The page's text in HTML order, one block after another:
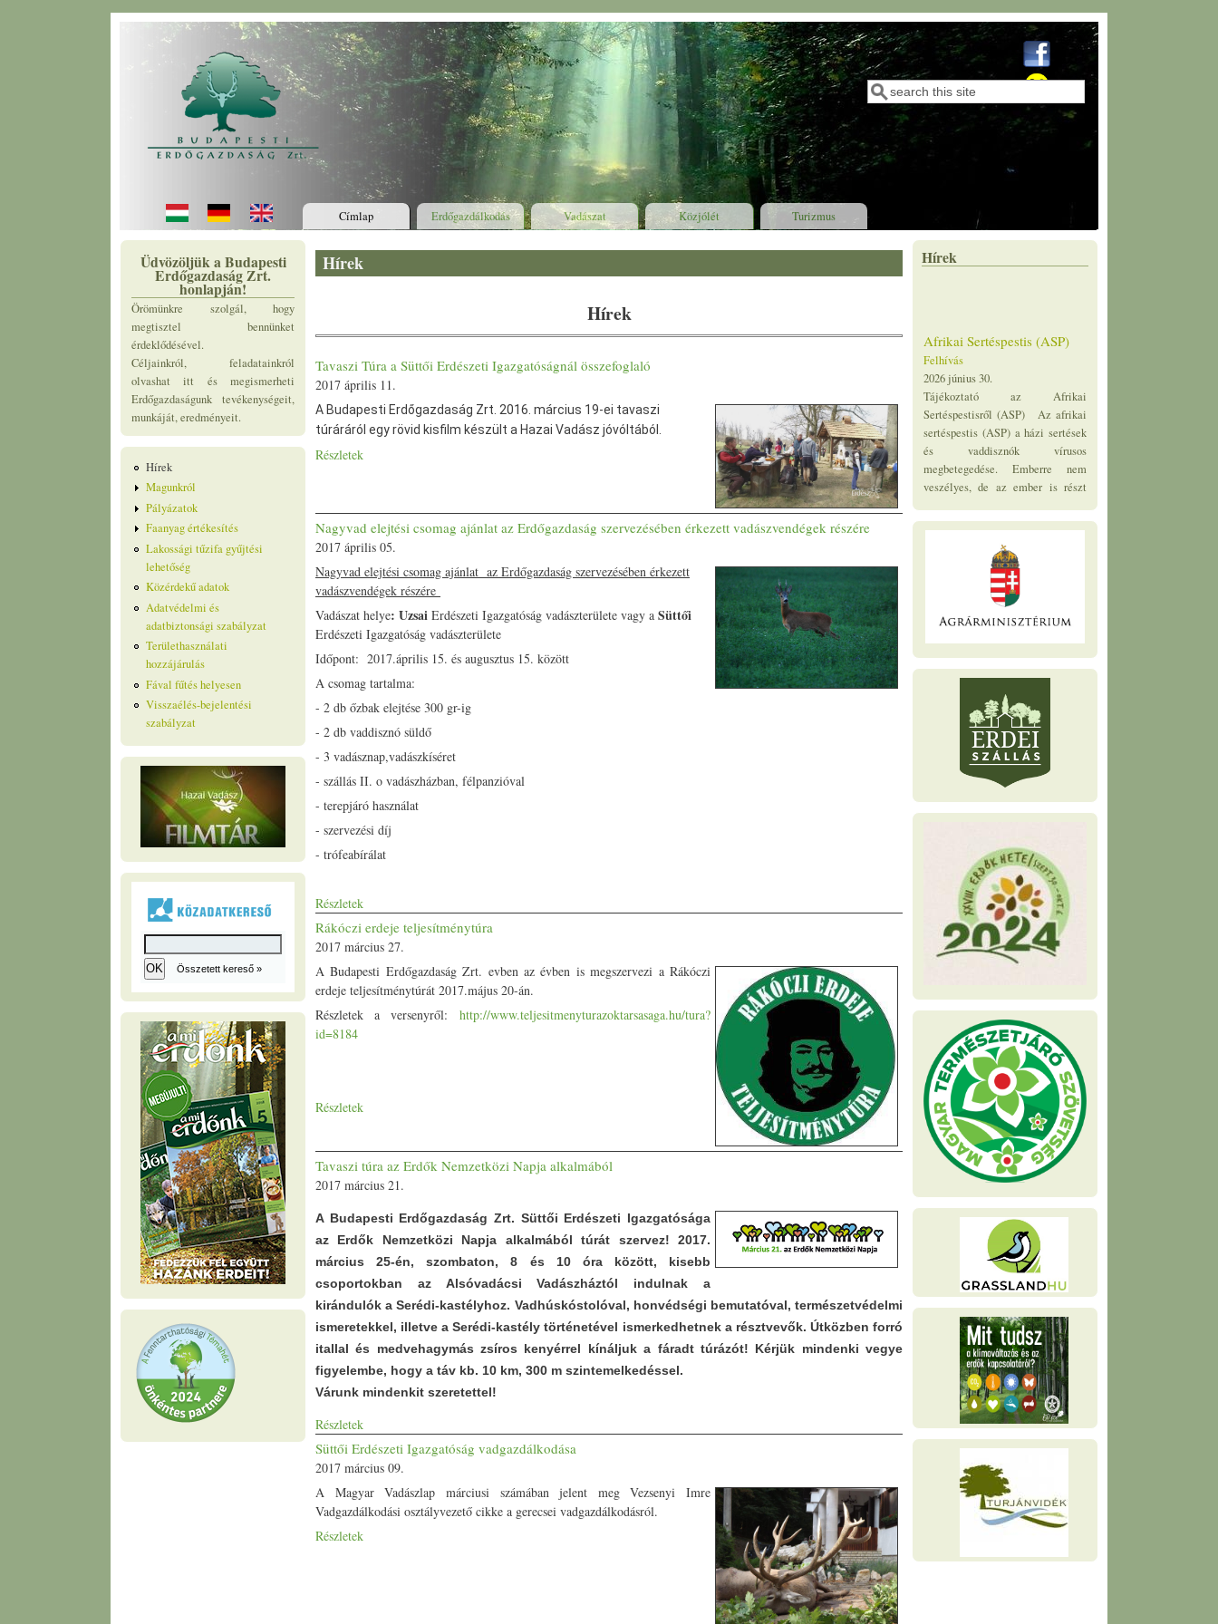
Keresés űrlap
Keresés
Címlap Erdőgazdálkodás Vadászat Közjólét Turizmus
Hírek
Hírek
Tavaszi Túra a Süttői Erdészeti Igazgatóságnál összefoglaló
2017 április 11.
A Budapesti Erdőgazdaság Zrt. 2016. március 19-ei tavaszi
túráráról egy rövid kisfilm készült a Hazai Vadász jóvóltából.
Részletek
Nagyvad elejtési csomag ajánlat az Erdőgazdaság szervezésében érkezett vadászvendégek részére
2017 április 05.
Nagyvad elejtési csomag ajánlat az Erdőgazdaság szervezésében érkezett
vadászvendégek részére
Vadászat helye: Uzsai Erdészeti Igazgatóság vadászterülete vagy a Süttői
Erdészeti Igazgatóság vadászterülete
Időpont: 2017.április 15. és augusztus 15. között
A csomag tartalma:
- 2 db őzbak elejtése 300 gr-ig
- 2 db vaddisznó süldő
- 3 vadásznap,vadászkíséret
- szállás II. o vadászházban, félpanzióval
- terepjáró használat
- szervezési díj
- trófeabírálat
Részletek
Rákóczi erdeje teljesítménytúra
2017 március 27.
A Budapesti Erdőgazdaság Zrt. evben az évben is megszervezi a Rákóczi
erdeje teljesítménytúrát 2017.május 20-án.
Részletek a versenyről: http://www.teljesitmenyturazoktarsasaga.hu/tura?
id=8184
Részletek
Tavaszi túra az Erdők Nemzetközi Napja alkalmából
2017 március 21.
A Budapesti Erdőgazdaság Zrt. Süttői Erdészeti Igazgatósága
az Erdők Nemzetközi Napja alkalmából túrát szervez! 2017.
március 25-én, szombaton, 8 és 10 óra között, kisebb
csoportokban az Alsóvadácsi Vadászháztól indulnak a
kirándulók a Serédi-kastélyhoz. Vadhúskóstolóval, honvédségi bemutatóval, természetvédelmi
ismeretekkel, illetve a Serédi-kastély történetével ismerkedhetnek a résztvevők. Útközben forró
itallal és medvehagymás zsíros kenyérrel kínáljuk a fáradt túrázót! Kérjük mindenki vegye
figyelembe, hogy a táv kb. 10 km, 300 m szintemelkedéssel.
Várunk mindenkit szeretettel!
Részletek
Süttői Erdészeti Igazgatóság vadgazdálkodása
2017 március 09.
A Magyar Vadászlap márciusi számában jelent meg Vezsenyi Imre
Vadgazdálkodási osztályvezető cikke a gerecsei vadgazdálkodásról.
Részletek
Üdvözöljük a Budapesti
Erdőgazdaság Zrt.
honlapján!
Örömünkre szolgál, hogy
megtisztel bennünket
érdeklődésével.
Céljainkról, feladatainkról
olvashat itt és megismerheti
Erdőgazdaságunk tevékenységeit,
munkáját, eredményeit.
Hírek
Magunkról
Pályázatok
Faanyag értékesítés
Lakossági tűzifa gyűjtési
lehetőség
Közérdekű adatok
Adatvédelmi és
adatbiztonsági szabályzat
Területhasználati
hozzájárulás
Fával fűtés helyesen
Visszaélés-bejelentési
szabályzat
Összetett kereső »
Hírek
Tájékoztató az Afrikai
Sertéspestisről (ASP) Az afrikai
sertéspestis (ASP) a házi sertések
és vaddisznók vírusos
megbetegedése. Emberre nem
veszélyes, de az ember is részt
vesz a vírus...